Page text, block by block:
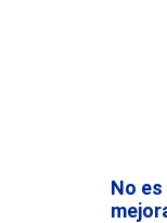
No